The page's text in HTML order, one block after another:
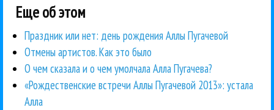
Еще об этом
Праздник или нет: день рождения Аллы Пугачевой
Отмены артистов. Как это было
О чем сказала и о чем умолчала Алла Пугачева?
«Рождественские встречи Аллы Пугачевой 2013»: устала
Алла